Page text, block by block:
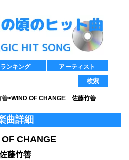
ランキング
アーティスト
検索
善>WIND OF CHANGE 佐藤竹善
曲詳細
CHANGE
藤竹善